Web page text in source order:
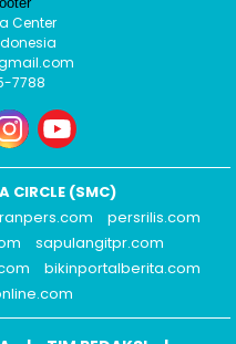
Center
7788
CIRCLE (SMC)
persrilis.com
sapulangitpr.com
bikinportalberita.com